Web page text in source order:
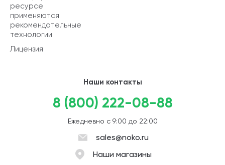
ресурсе
применяются
рекомендательные
технологии
Лицензия
Наши контакты
8 (800) 222-08-88
Ежедневно с 9:00 до 22:00
sales@noko.ru
Наши магазины